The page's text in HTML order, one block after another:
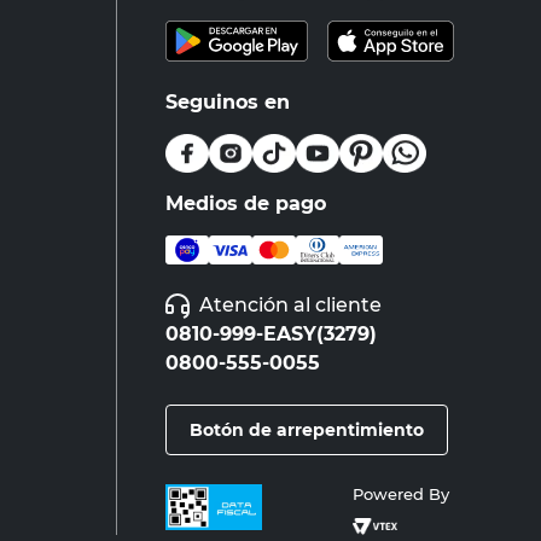
Seguinos en
Medios de pago
Atención al cliente
0810-999-EASY(3279)
0800-555-0055
Botón de arrepentimiento
Powered By